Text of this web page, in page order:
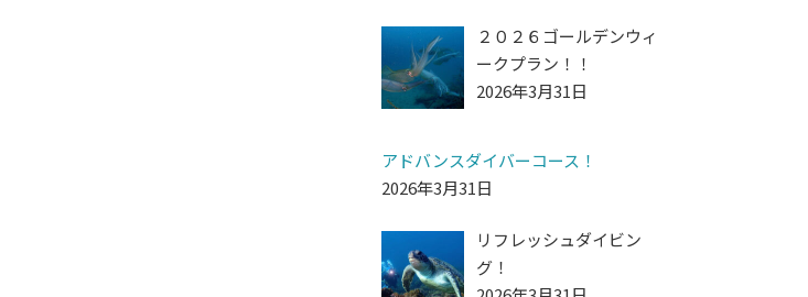
２０２６ゴールデンウィ
ークプラン！！
2026年3月31日
アドバンスダイバーコース！
2026年3月31日
リフレッシュダイビン
グ！